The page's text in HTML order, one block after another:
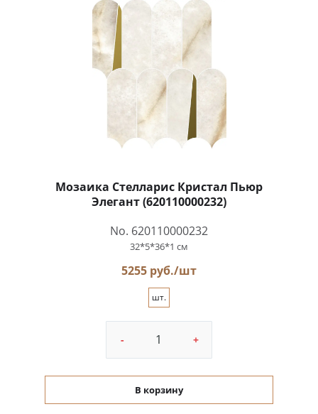
Мозаика Стелларис Кристал Пьюр
Элегант (620110000232)
No. 620110000232
32*5*36*1 см
5255 руб./шт
шт.
- +
В корзину